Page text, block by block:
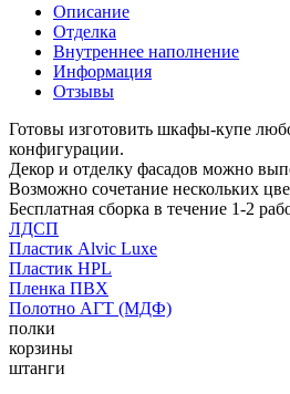
Описание
Отделка
Внутреннее наполнение
Информация
Отзывы
Готовы изготовить шкафы-купе
конфигурации.
Декор и отделку фасадов можно
Возможно сочетание нескольких
Бесплатная сборка в течение 1-2
ЛДСП
Пластик Alvic Luxe
Пластик HPL
Пленка ПВХ
Полотно АГТ (МДФ)
полки
корзины
штанги